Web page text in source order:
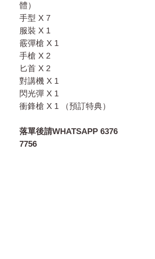
體）
手型 X 7
服裝 X 1
霰彈槍 X 1
手槍 X 2
匕首 X 2
對講機 X 1
閃光彈 X 1
衝鋒槍 X 1 （預訂特典）
落單後請WHATSAPP 6376
7756